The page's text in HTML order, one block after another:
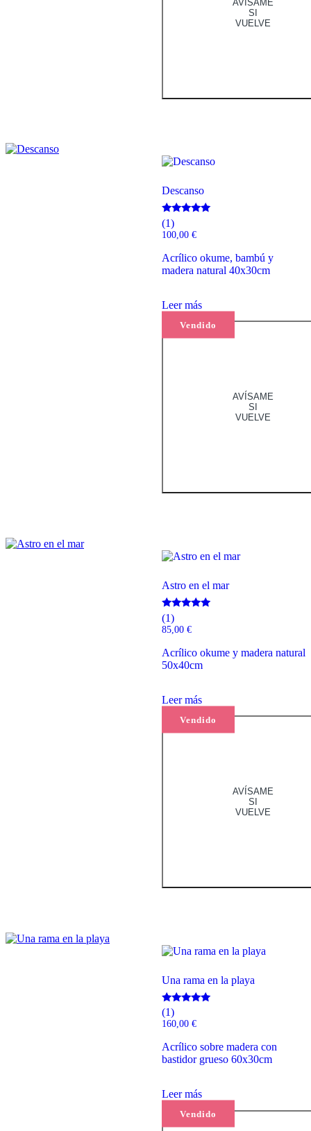
AVÍSAME
SI
VUELVE
Vendido
Descanso
Valorado
con
5.00
(1)
100,00 €
Acrílico okume, bambú y
madera natural 40x30cm
Leer más
AVÍSAME
SI
VUELVE
Vendido
Astro en el mar
Valorado
con
5.00
(1)
85,00 €
Acrílico okume y madera natural
50x40cm
Leer más
AVÍSAME
SI
VUELVE
Vendido
Una rama en la playa
Valorado
con
5.00
(1)
160,00 €
Acrílico sobre madera con
bastidor grueso 60x30cm
Leer más